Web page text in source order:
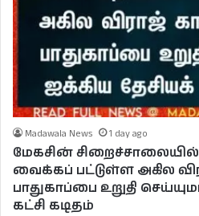
Madawala News 1 day ago
மேகசின்
வைக்கப் பட்டுள்ள அகில
பாதுகாப்பை உறுதி
கட்சி கடிதம்